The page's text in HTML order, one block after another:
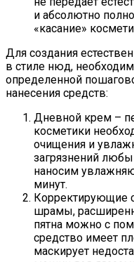
и абсолютно
«касание»
Для создания
в стиле нюд,
определенной
нанесения средств:
Дневной крем –
косметики
очищения и
загрязнений
наносим
минут.
Корректирующие
шрамы,
пятна можно с
средство имеет
маскирует